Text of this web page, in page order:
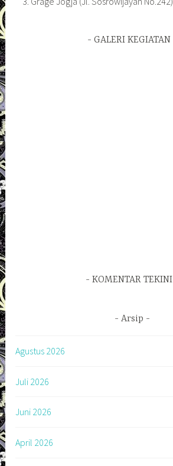
GALERI KEGIATAN
KOMENTAR TEKINI
Arsip
Agustus 2026
Juli 2026
Juni 2026
April 2026